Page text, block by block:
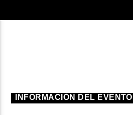
Radio
INFORMACIÓN DEL EVENTO